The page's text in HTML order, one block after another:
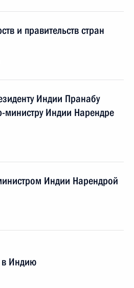
и правительств стран
Индии Пранабу
Индии Нарендре
Индии Нарендрой
в Индию